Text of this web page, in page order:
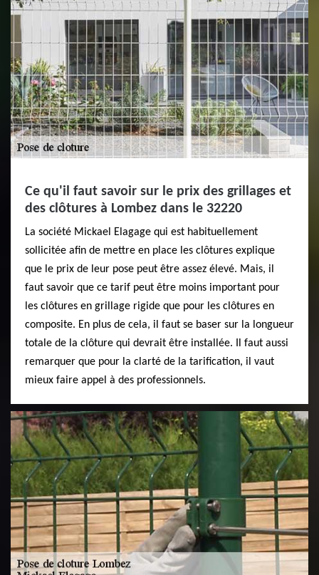
Ce qu'il faut savoir sur le prix des grillages et
des clôtures à Lombez dans le 32220
La société Mickael Elagage qui est habituellement
sollicitée afin de mettre en place les clôtures explique
que le prix de leur pose peut être assez élevé. Mais, il
faut savoir que ce tarif peut être moins important pour
les clôtures en grillage rigide que pour les clôtures en
composite. En plus de cela, il faut se baser sur la longueur
totale de la clôture qui devrait être installée. Il faut aussi
remarquer que pour la clarté de la tarification, il vaut
mieux faire appel à des professionnels.